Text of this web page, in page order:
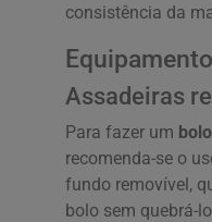
consistência da
Assadeiras
Para fazer um
recomenda-se o
fundo removível,
bolo sem quebrá-